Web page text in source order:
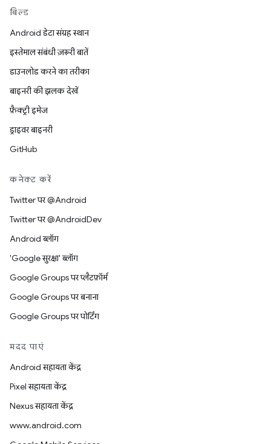
बिल्ड
Android डेटा संग्रह स्थान
इस्तेमाल संबंधी ज़रूरी बातें
डाउनलोड करने का तरीका
बाइनरी की झलक देखें
फ़ैक्ट्री इमेज
ड्राइवर बाइनरी
GitHub
कनेक्ट करें
Twitter पर @Android
Twitter पर @AndroidDev
Android ब्लॉग
'Google सुरक्षा' ब्लॉग
Google Groups पर प्लैटफ़ॉर्म
Google Groups पर बनाना
Google Groups पर पोर्टिंग
मदद पाएं
Android सहायता केंद्र
Pixel सहायता केंद्र
Nexus सहायता केंद्र
www.android.com